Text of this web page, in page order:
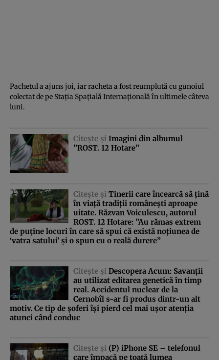
Pachetul a ajuns joi, iar racheta a fost reumplută cu gunoiul
colectat de pe Staţia Spaţială Internaţională în ultimele câteva
luni.
Citeşte şi Imagini din albumul
”ROST. 12 Hotare”
Citeşte şi Tinerii care încearcă să ţină
în viaţă tradiţii româneşti aproape
uitate. Răzvan Voiculescu, autorul
ROST. 12 Hotare: ”Au rămas extrem
de puţine locuri în care să spui că există noţiunea de
‘vatra satului’ şi o spun cu o reală durere”
Citeşte şi Descopera Acum: Savanţii
au utilizat editarea genetică în timp
real. Accidentul nuclear de la
Cernobîl s-ar fi produs dintr-un alt
motiv. Ce tip de şoferi îşi pierd cel mai uşor atenţia
atunci când conduc
Citeşte şi (P) iPhone SE – telefonul
care împacă pe toată lumea